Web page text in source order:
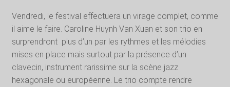
Vendredi, le festival effectuera un virage complet, comme
il aime le faire. Caroline Huynh Van Xuan et son trio en
surprendront plus d’un par les rythmes et les mélodies
mises en place mais surtout par la présence d’un
clavecin, instrument rarissime sur la scène jazz
hexagonale ou européenne. Le trio compte rendre